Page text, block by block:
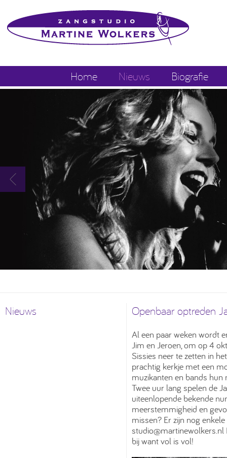
Home Nieuws Biografie
Nieuws Openbaar optreden
Al een paar weken wordt
Jim en Jeroen, om op 4
Sissies neer te zetten in
prachtig kerkje met een
muzikanten en bands hun
Twee uur lang spelen de
uiteenlopende bekende
meerstemmigheid en
missen? Er zijn nog
studio@martinewolkers.nl
bij want vol is vol!